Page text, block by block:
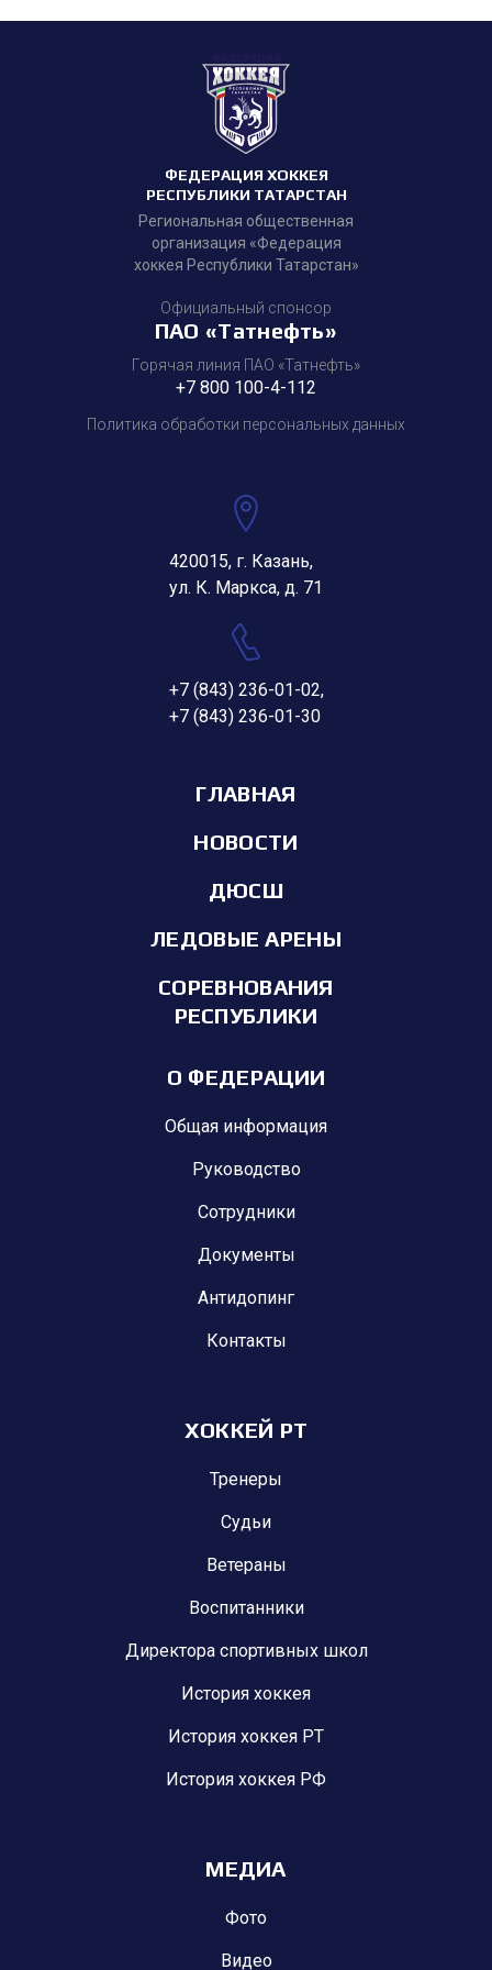
ФЕДЕРАЦИЯ ХОККЕЯ
РЕСПУБЛИКИ ТАТАРСТАН
Региональная общественная
организация «Федерация
хоккея Республики Татарстан»
Официальный спонсор
ПАО «Татнефть»
Горячая линия ПАО «Татнефть»
+7 800 100-4-112
Политика обработки персональных данных
420015, г. Казань,
ул. К. Маркса, д. 71
+7 (843) 236-01-02,
+7 (843) 236-01-30
ГЛАВНАЯ
НОВОСТИ
ДЮСШ
ЛЕДОВЫЕ АРЕНЫ
СОРЕВНОВАНИЯ
РЕСПУБЛИКИ
О ФЕДЕРАЦИИ
Общая информация
Руководство
Сотрудники
Документы
Антидопинг
Контакты
ХОККЕЙ РТ
Тренеры
Судьи
Ветераны
Воспитанники
Директора спортивных школ
История хоккея
История хоккея РТ
История хоккея РФ
МЕДИА
Фото
Видео